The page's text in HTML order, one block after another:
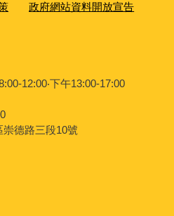
政府網站資料開放宣告
12:00‧下午13:00-17:00
德路三段10號